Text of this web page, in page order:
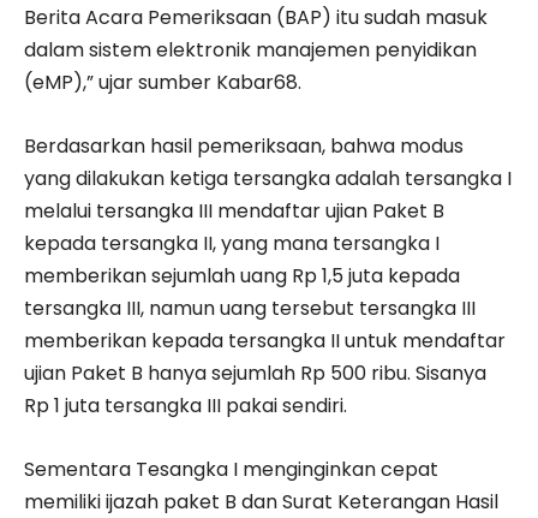
Berita Acara Pemeriksaan (BAP) itu sudah masuk
dalam sistem elektronik manajemen penyidikan
(eMP),” ujar sumber Kabar68.
Berdasarkan hasil pemeriksaan, bahwa modus
yang dilakukan ketiga tersangka adalah tersangka I
melalui tersangka III mendaftar ujian Paket B
kepada tersangka II, yang mana tersangka I
memberikan sejumlah uang Rp 1,5 juta kepada
tersangka III, namun uang tersebut tersangka III
memberikan kepada tersangka II untuk mendaftar
ujian Paket B hanya sejumlah Rp 500 ribu. Sisanya
Rp 1 juta tersangka III pakai sendiri.
Sementara Tesangka I menginginkan cepat
memiliki ijazah paket B dan Surat Keterangan Hasil